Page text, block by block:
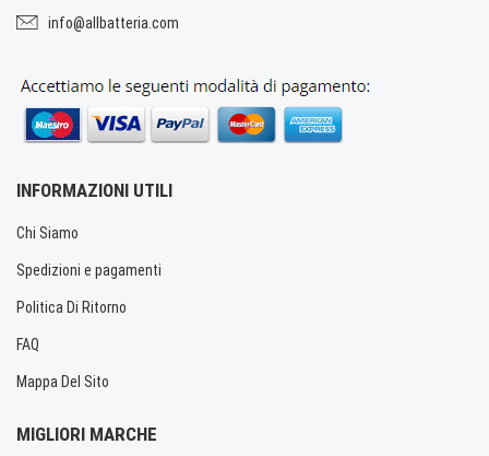
info@allbatteria.com
INFORMAZIONI UTILI
Chi Siamo
Spedizioni e pagamenti
Politica Di Ritorno
FAQ
Mappa Del Sito
MIGLIORI MARCHE